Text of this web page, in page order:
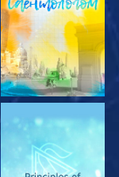
СМОТРЕТЬ
ПЕРЕДАЧИ